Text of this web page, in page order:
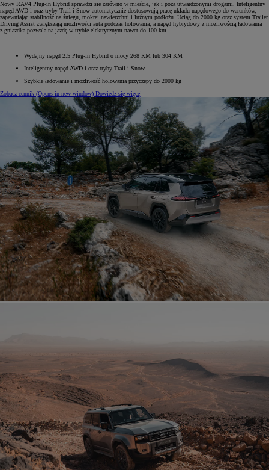
Nowy RAV4 Plug-in Hybrid sprawdzi się zarówno w mieście, jak i poza utwardzonymi drogami. Inteligentny
napęd AWD-i oraz tryby Trail i Snow automatycznie dostosowują pracę układu napędowego do warunków,
zapewniając stabilność na śniegu, mokrej nawierzchni i luźnym podłożu. Uciąg do 2000 kg oraz system Trailer
Driving Assist zwiększają możliwości auta podczas holowania, a napęd hybrydowy z możliwością ładowania
z gniazdka pozwala na jazdę w trybie elektrycznym nawet do 100 km.
Wydajny napęd 2.5 Plug-in Hybrid o mocy 268 KM lub 304 KM
Inteligentny napęd AWD-i oraz tryby Trail i Snow
Szybkie ładowanie i możliwość holowania przyczepy do 2000 kg
Zobacz cennik (Opens in new window) Dowiedz się więcej